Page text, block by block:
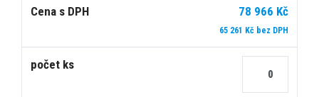
78 966 Kč
65 261 Kč bez DPH